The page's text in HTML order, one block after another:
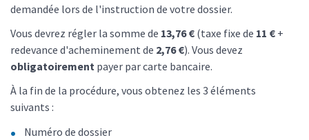
demandée lors de l'instruction de votre dossier.
Vous devrez régler la somme de 13,76 € (taxe fixe de 11 € +
redevance d'acheminement de 2,76 €). Vous devez
obligatoirement payer par carte bancaire.
À la fin de la procédure, vous obtenez les 3 éléments
suivants :
Numéro de dossier